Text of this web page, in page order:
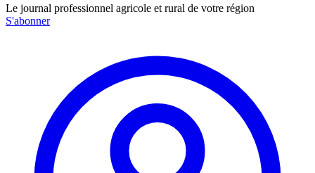
Le journal professionnel agricole et rural de votre région
S'abonner